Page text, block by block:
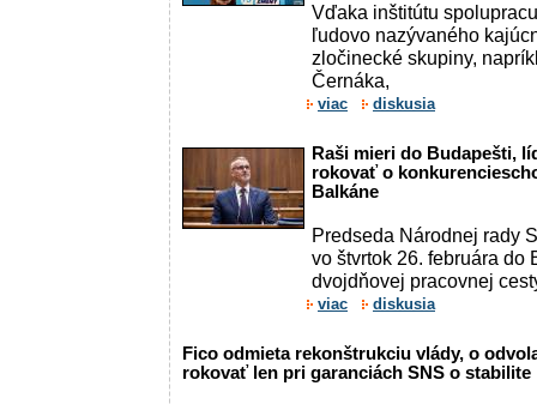
Vďaka inštitútu
ľudovo nazývaného
zločinecké skupiny,
Černáka,
viac diskusia
Raši mieri do Budapešti,
rokovať o
Balkáne
Predseda Národnej rady
vo štvrtok 26. februára do
dvojdňovej pracovnej
viac diskusia
Fico odmieta rekonštrukciu vlády, o
rokovať len pri garanciách SNS o stabilite